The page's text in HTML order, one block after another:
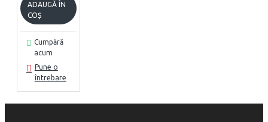
ADAUGĂ ÎN
COŞ
Cumpără
acum
Pune o
întrebare